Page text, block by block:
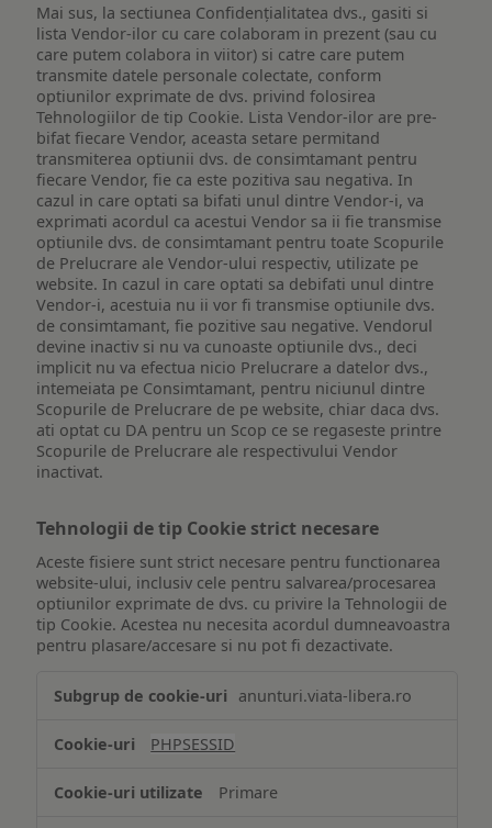
Mai sus, la sectiunea Confidențialitatea dvs., gasiti si
lista Vendor-ilor cu care colaboram in prezent (sau cu
care putem colabora in viitor) si catre care putem
transmite datele personale colectate, conform
optiunilor exprimate de dvs. privind folosirea
Tehnologiilor de tip Cookie. Lista Vendor-ilor are pre-
bifat fiecare Vendor, aceasta setare permitand
transmiterea optiunii dvs. de consimtamant pentru
fiecare Vendor, fie ca este pozitiva sau negativa. In
cazul in care optati sa bifati unul dintre Vendor-i, va
exprimati acordul ca acestui Vendor sa ii fie transmise
optiunile dvs. de consimtamant pentru toate Scopurile
de Prelucrare ale Vendor-ului respectiv, utilizate pe
website. In cazul in care optati sa debifati unul dintre
Vendor-i, acestuia nu ii vor fi transmise optiunile dvs.
de consimtamant, fie pozitive sau negative. Vendorul
devine inactiv si nu va cunoaste optiunile dvs., deci
implicit nu va efectua nicio Prelucrare a datelor dvs.,
intemeiata pe Consimtamant, pentru niciunul dintre
Scopurile de Prelucrare de pe website, chiar daca dvs.
ati optat cu DA pentru un Scop ce se regaseste printre
Scopurile de Prelucrare ale respectivului Vendor
inactivat.
Tehnologii de tip Cookie strict necesare
Aceste fisiere sunt strict necesare pentru functionarea
website-ului, inclusiv cele pentru salvarea/procesarea
optiunilor exprimate de dvs. cu privire la Tehnologii de
tip Cookie. Acestea nu necesita acordul dumneavoastra
pentru plasare/accesare si nu pot fi dezactivate.
de
Cookie
necesare
anunturi.viata-libera.ro
PHPSESSID
Primare